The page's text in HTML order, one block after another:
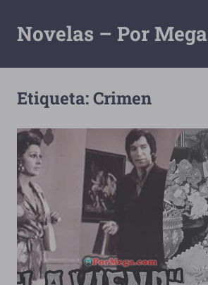
contenido
Novelas – Por Mega
Descarga
Mega
Etiqueta:Crimen